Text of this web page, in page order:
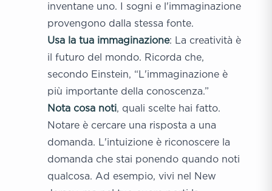
inventane uno. I sogni e l'immaginazione
provengono dalla stessa fonte.
Usa la tua immaginazione: La creatività è
il futuro del mondo. Ricorda che,
secondo Einstein, “L'immaginazione è
più importante della conoscenza.”
Nota cosa noti, quali scelte hai fatto.
Notare è cercare una risposta a una
domanda. L'intuizione è riconoscere la
domanda che stai ponendo quando noti
qualcosa. Ad esempio, vivi nel New